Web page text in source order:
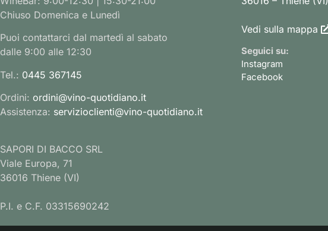
Chiuso Domenica e Lunedì
Puoi contattarci dal martedì al sabato
dalle 9:00 alle 12:30
Tel.: 0445 367145
Ordini: ordini@vino-quotidiano.it
Assistenza: servizioclienti@vino-quotidiano.it
SAPORI DI BACCO SRL
Viale Europa, 71
36016 Thiene (VI)
P.I. e C.F. 03315690242
Vedi sulla mappa
Seguici su:
Instagram
Facebook